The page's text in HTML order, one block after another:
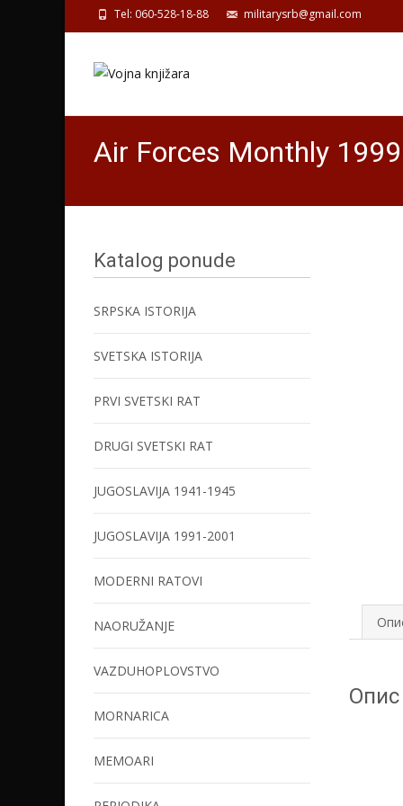
Tel: 060-528-18-88 militarysrb@gmail.com
Air Forces Monthly
Опис
Katalog ponude
SRPSKA ISTORIJA
SVETSKA ISTORIJA
PRVI SVETSKI RAT
DRUGI SVETSKI RAT
JUGOSLAVIJA 1941-1945
JUGOSLAVIJA 1991-2001
MODERNI RATOVI
NAORUŽANJE
VAZDUHOPLOVSTVO
MORNARICA
MEMOARI